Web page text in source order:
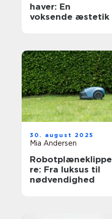
haver: En
voksende æstetik
30. august 2025
Mia Andersen
Robotplæneklippe
re: Fra luksus til
nødvendighed